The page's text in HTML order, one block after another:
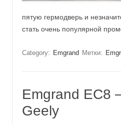
пятую гермодверь и
стать очень популярной
Category: Emgrand Метки:
Emgrand EC8
Geely